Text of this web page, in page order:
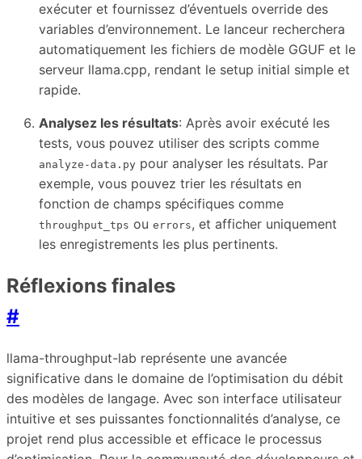
exécuter et fournissez d’éventuels override des
variables d’environnement. Le lanceur recherchera
automatiquement les fichiers de modèle GGUF et le
serveur llama.cpp, rendant le setup initial simple et
rapide.
Analysez les résultats: Après avoir exécuté les
tests, vous pouvez utiliser des scripts comme
analyze-data.py pour analyser les résultats. Par
exemple, vous pouvez trier les résultats en
fonction de champs spécifiques comme
throughput_tps ou errors, et afficher uniquement
les enregistrements les plus pertinents.
Réflexions finales
#
llama-throughput-lab représente une avancée
significative dans le domaine de l’optimisation du débit
des modèles de langage. Avec son interface utilisateur
intuitive et ses puissantes fonctionnalités d’analyse, ce
projet rend plus accessible et efficace le processus